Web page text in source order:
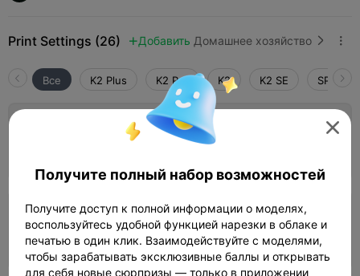
Print Settings (26)  Добавить Домашнее хозяйство  
Все K2 Plus K2 Pro K2 K2 SE SPARKX
Слой 0,16 мм, 2 стенки, 15% заполнения
Слой 0,2 мм, 2 стенки, 15% заполнения
 14m 23s  1 plates  5.20g

Получите полный набор возможностей
Получите доступ к полной информации о моделях,
воспользуйтесь удобной функцией нарезки в облаке и
печатью в один клик. Взаимодействуйте с моделями,
чтобы зарабатывать эксклюзивные баллы и открывать
для себя новые сюрпризы — только в приложении